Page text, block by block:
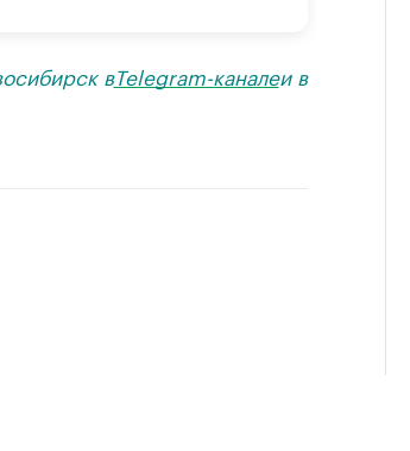
вTelegram-каналеи в